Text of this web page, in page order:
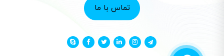
تماس با ما